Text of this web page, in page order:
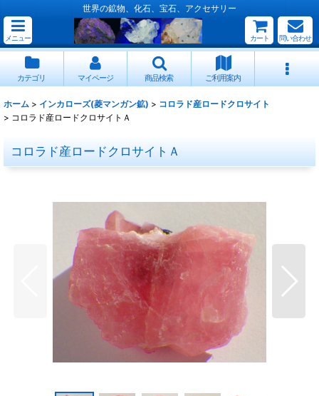
世界の鉱物、化石、宝石、アクセサリー
メニュー カート 問い合わせ
カテゴリ マイページ 商品検索 ご利用案内
ホーム > インカローズ(菱マンガン鉱) > コロラド産ロードクロサイト
> コロラド産ロードクロサイトＡ
コロラド産ロードクロサイトＡ